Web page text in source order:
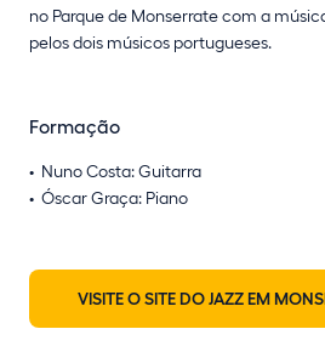
no Parque de Monserrate com a
pelos dois músicos portugueses.
Formação
Nuno Costa: Guitarra
Óscar Graça: Piano
VISITE O SITE DO JAZZ EM